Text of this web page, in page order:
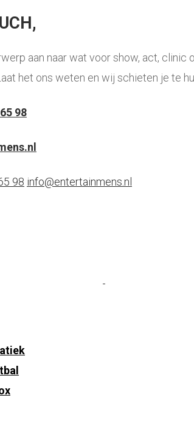
aan naar wat voor show, act,
het ons weten en wij schieten je te
98
98 info@entertainmens.nl